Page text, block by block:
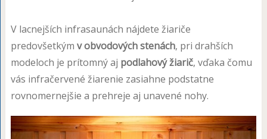
V lacnejších infrasaunách nájdete žiariče
predovšetkým v obvodových stenách, pri drahších
modeloch je prítomný aj podlahový žiarič, vďaka čomu
vás infračervené žiarenie zasiahne podstatne
rovnomernejšie a prehreje aj unavené nohy.